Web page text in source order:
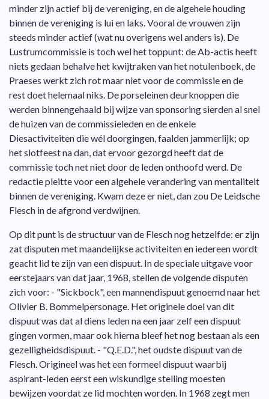
minder zijn actief bij de vereniging, en de algehele houding
binnen de vereniging is lui en laks. Vooral de vrouwen zijn
steeds minder actief (wat nu overigens wel anders is). De
Lustrumcommissie is toch wel het toppunt: de Ab-actis heeft
niets gedaan behalve het kwijtraken van het notulenboek, de
Praeses werkt zich rot maar niet voor de commissie en de
rest doet helemaal niks. De porseleinen deurknoppen die
werden binnengehaald bij wijze van sponsoring sierden al snel
de huizen van de commissieleden en de enkele
Diesactiviteiten die wél doorgingen, faalden jammerlijk; op
het slotfeest na dan, dat ervoor gezorgd heeft dat de
commissie toch net niet door de leden onthoofd werd. De
redactie pleitte voor een algehele verandering van mentaliteit
binnen de vereniging. Kwam deze er niet, dan zou De Leidsche
Flesch in de afgrond verdwijnen.
Op dit punt is de structuur van de Flesch nog hetzelfde: er zijn
zat disputen met maandelijkse activiteiten en iedereen wordt
geacht lid te zijn van een dispuut. In de speciale uitgave voor
eerstejaars van dat jaar, 1968, stellen de volgende disputen
zich voor: - "Sickbock", een mannendispuut genoemd naar het
Olivier B. Bommelpersonage. Het originele doel van dit
dispuut was dat al diens leden na een jaar zelf een dispuut
gingen vormen, maar ook hierna bleef het nog bestaan als een
gezelligheidsdispuut. - "Q.E.D.", het oudste dispuut van de
Flesch. Origineel was het een formeel dispuut waarbij
aspirant-leden eerst een wiskundige stelling moesten
bewijzen voordat ze lid mochten worden. In 1968 zegt men